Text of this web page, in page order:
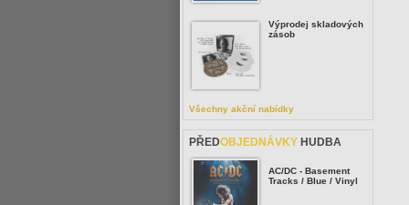
Výprodej skladových
zásob
Všechny akční nabídky
PŘEDOBJEDNÁVKY HUDBA
AC/DC - Basement
Tracks / Blue / Vinyl